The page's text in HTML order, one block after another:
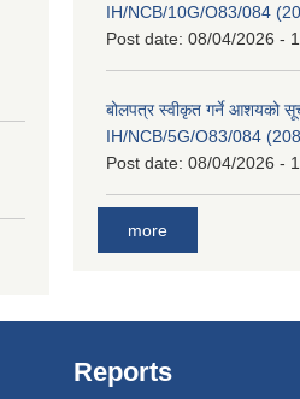
IH/NCB/10G/O83/084
Post date: 08/04/2026 -
बोलपत्र स्वीकृत गर्ने आशयको
IH/NCB/5G/O83/084
Post date: 08/04/2026 -
more
Reports